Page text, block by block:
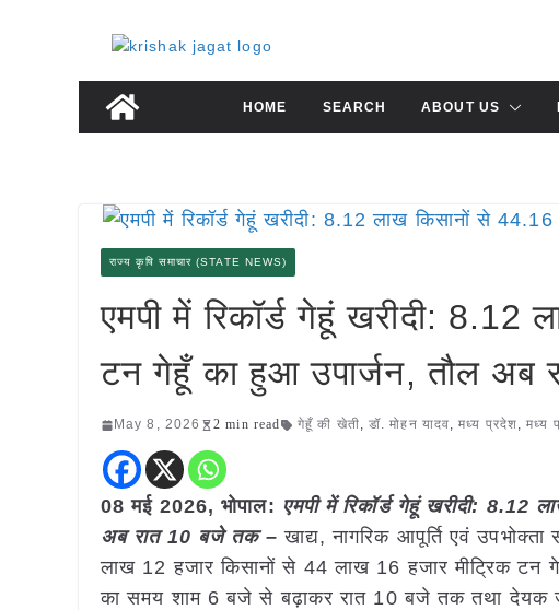
content
HOME SEARCH ABOUT US
राज्य कृषि समाचार (STATE NEWS)
एमपी में रिकॉर्ड गेहूं खरीदी:
टन गेहूँ का हुआ उपार्जन, तौल अब
May 8, 2026 2 min read गेहूँ की खेती,डॉ. मोहन यादव,मध्य प्रदेश,मध्य
08 मई 2026, भोपाल: एमपी में रिकॉर्ड गेहूं खरीदी: 8.12
अब रात 10 बजे तक –खाद्य, नागरिक आपूर्ति एवं
लाख 12 हजार किसानों से 44 लाख 16 हजार मीट्रिक टन
का समय शाम 6 बजे से बढ़ाकर रात 10 बजे तक तथा देयक